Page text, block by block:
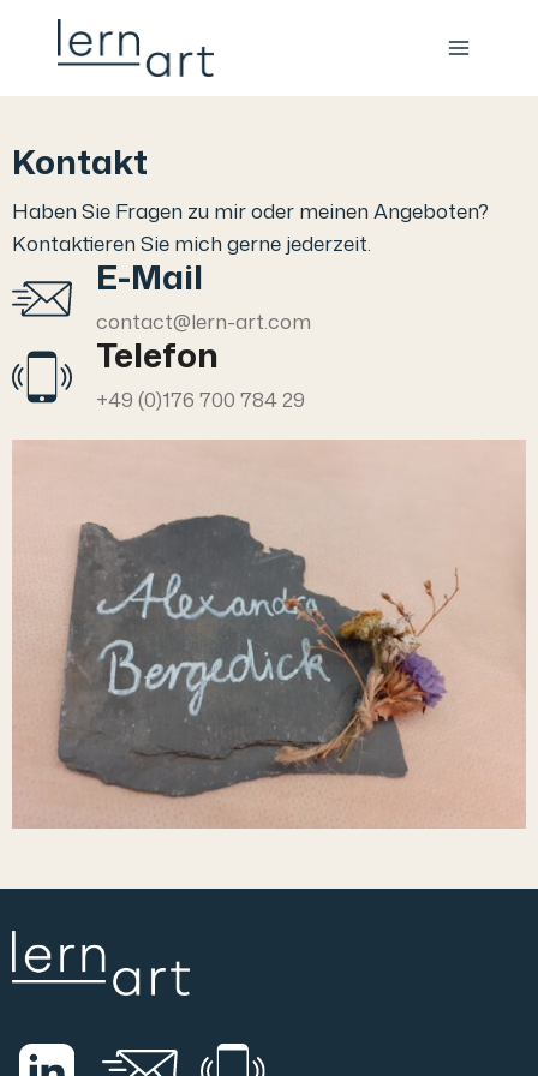
Kontakt
Haben Sie Fragen zu mir oder meinen Angeboten?
Kontaktieren Sie mich gerne jederzeit.
E-Mail
contact@lern-art.com
Telefon
+49 (0)176 700 784 29